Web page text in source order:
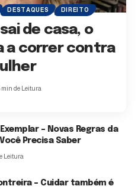
DESTAQUES DIREITO
de casa, o
a correr contra
min de Leitura
– Novas Regras da
Você Precisa Saber
Leitura
– Cuidar também é